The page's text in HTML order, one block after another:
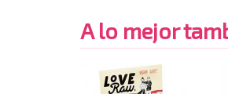
A lo mejor